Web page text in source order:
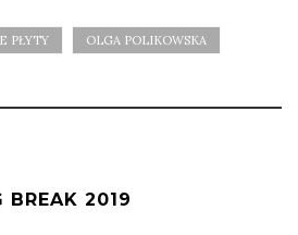
PŁYTY OLGA POLIKOWSKA
BREAK 2019